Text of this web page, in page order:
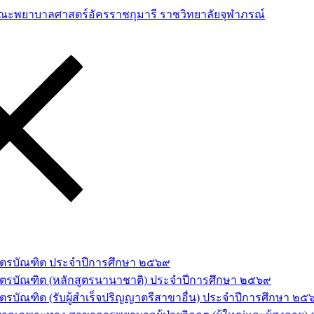
รบัณฑิต ประจำปีการศึกษา ๒๕๖๙
รบัณฑิต (หลักสูตรนานาชาติ) ประจำปีการศึกษา ๒๕๖๙
รบัณฑิต (รับผู้สำเร็จปริญญาตรีสาขาอื่น) ประจำปีการศึกษา ๒๕